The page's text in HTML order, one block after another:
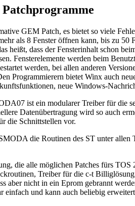
GEM Patch, es bietet so viele
als 8 Fenster öffnen kann, bis zu 50
heißt, dass der Fensterinhalt schon
Fensterelemente werden beim
werden, bei allen anderen
Programmierern bietet Winx auch
neue Windows-
ist ein modularer Treiber für die
Datenübertragung wird so auch
die Schnittstellen vor.
die Routinen des ST unter allen
die alle möglichen Patches fürs
Treiber für die c-t
aber nicht in ein Eprom gebrannt
einfach und kann auch beliebig